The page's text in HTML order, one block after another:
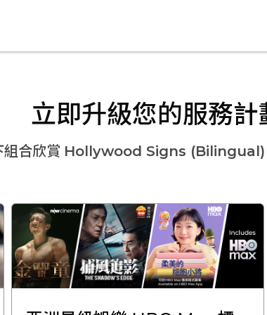
立即升級您的服務計
合欣賞 Hollywood Signs (Bilingual)